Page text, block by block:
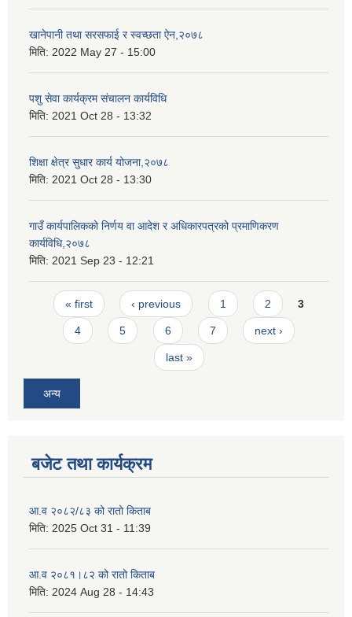
खानेपानी तथा सरसफाई र स्वच्छता ऐन,२०७८
मिति: 2022 May 27 - 15:00
पशु सेवा कार्यक्रम संचालन कार्यविधि
मिति: 2021 Oct 28 - 13:32
शिक्षा क्षेत्र सुधार कार्य योजना,२०७८
मिति: 2021 Oct 28 - 13:30
गाउँ कार्यपालिकको निर्णय वा आदेश र अधिकारपत्रको प्रमाणिकरण
कार्यविधि,२०७८
मिति: 2021 Sep 23 - 12:21
Pages
« first ‹ previous 1 2 3
4 5 6 7 next ›
last »
अन्य
बजेट तथा कार्यक्रम
आ.व २०८२/८३ को रातो किताब
मिति: 2025 Oct 31 - 11:39
आ.व २०८१।८२ को रातो किताब
मिति: 2024 Aug 28 - 14:43